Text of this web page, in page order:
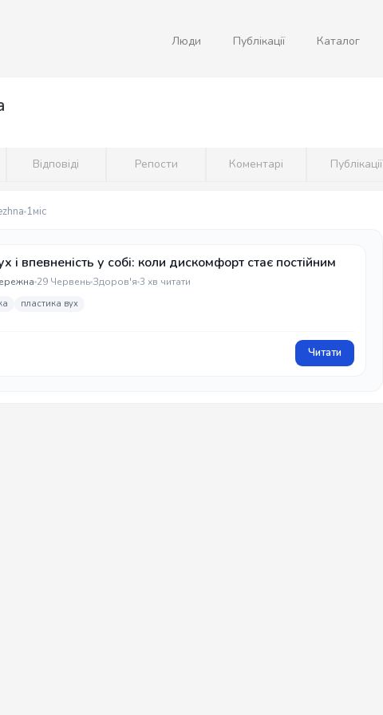
Люди Публікації Каталог
Відповіді Репости Коментарі Публікації
1міс
і впевненість у собі: коли дискомфорт стає постійним
29 ЧервеньЗдоров'я 3 хв читати
пластика вух
Читати